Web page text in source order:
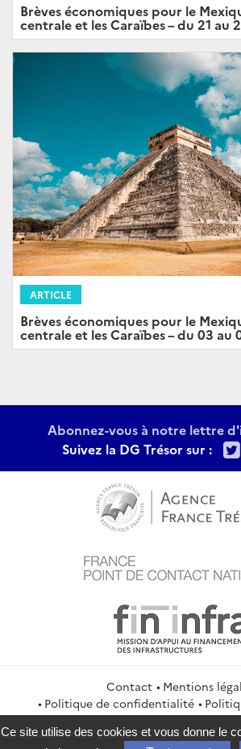
Brèves économiques pour le
centrale et les Caraïbes – du 21 au
ARTICLE
Brèves économiques pour le
centrale et les Caraïbes – du 03 au
Abonnez-vous à notre lettre
Suivez la DG Trésor sur :
Contact
Mentions
Politique de confidentialité
Gestion des cookies
Flux
Ce site utilise des cookies et vous donne le